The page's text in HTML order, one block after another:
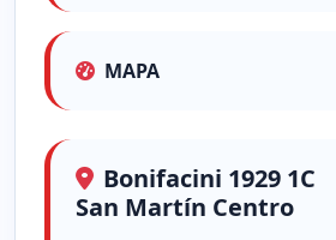
MAPA
Bonifacini 1929 1C
San Martín Centro